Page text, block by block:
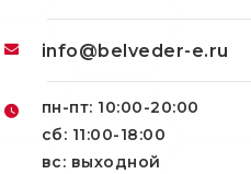
info@belveder-e.ru
пн-пт: 10:00-20:00
сб: 11:00-18:00
вс: выходной